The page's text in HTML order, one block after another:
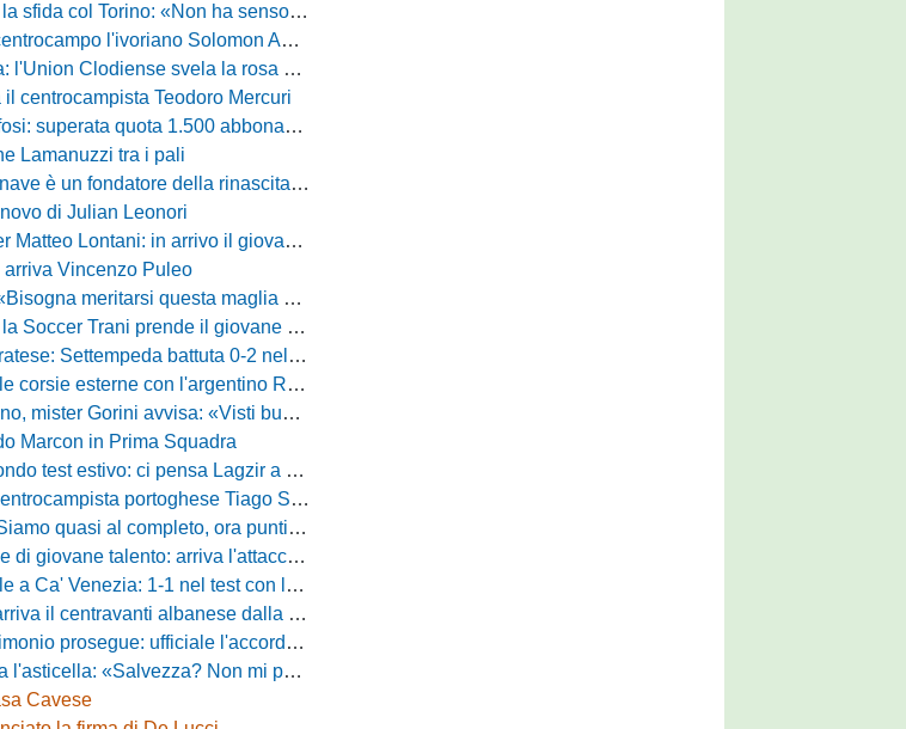
«Non ha senso chiudersi e fare le barricate»
l'ivoriano Solomon Andrews Manu
svela la rosa per la nuova annata
il centrocampista Teodoro Mercuri
superata quota 1.500 abbonamenti
Lamanuzzi tra i pali
della rinascita»: Davis carica l'ambiente Messina
di Julian Leonori
in arrivo il giovane talento dello Spezia
arriva Vincenzo Puleo
questa maglia ogni singolo giorno»
prende il giovane attaccante ex Monopoli
Settempeda battuta 0-2 nella ripresa
esterne con l'argentino Rotela
«Visti buoni spunti, ma c'è ancora tanto da lavorare»
Marcon in Prima Squadra
ci pensa Lagzir a piegare l'Equipe Campania
portoghese Tiago Santos
completo, ora puntiamo sugli esterni d'attacco»
talento: arriva l'attaccante Lucchesi
1-1 nel test con la Primavera lagunare
il centravanti albanese dalla serie D
ufficiale l'accordo quinquennale per l'attacco
Non mi pongo limiti, voglio vincere più partite possibile»
Cavese